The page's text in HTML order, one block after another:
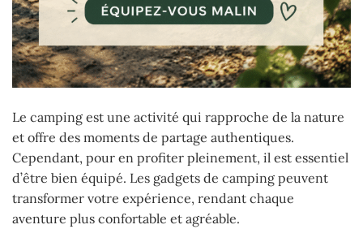
Le camping est une activité qui rapproche de la nature
et offre des moments de partage authentiques.
Cependant, pour en profiter pleinement, il est essentiel
d’être bien équipé. Les gadgets de camping peuvent
transformer votre expérience, rendant chaque
aventure plus confortable et agréable.